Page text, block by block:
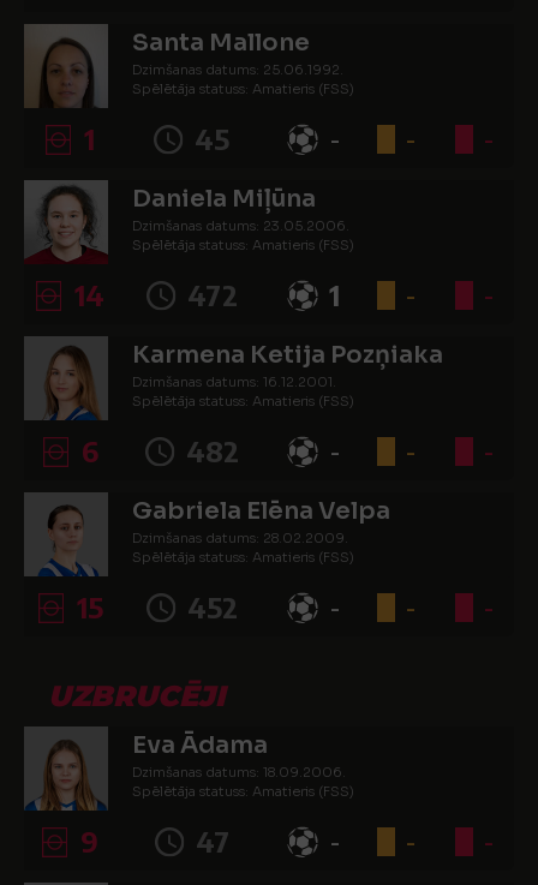
Santa Mallone
Dzimšanas datums: 25.06.1992.
Spēlētāja statuss: Amatieris (FSS)
1 45 - - -
Daniela Miļūna
Dzimšanas datums: 23.05.2006.
Spēlētāja statuss: Amatieris (FSS)
14 472 1 - -
Karmena Ketija Pozņiaka
Dzimšanas datums: 16.12.2001.
Spēlētāja statuss: Amatieris (FSS)
6 482 - - -
Gabriela Elēna Velpa
Dzimšanas datums: 28.02.2009.
Spēlētāja statuss: Amatieris (FSS)
15 452 - - -
UZBRUCĒJI
Eva Ādama
Dzimšanas datums: 18.09.2006.
Spēlētāja statuss: Amatieris (FSS)
9 47 - - -